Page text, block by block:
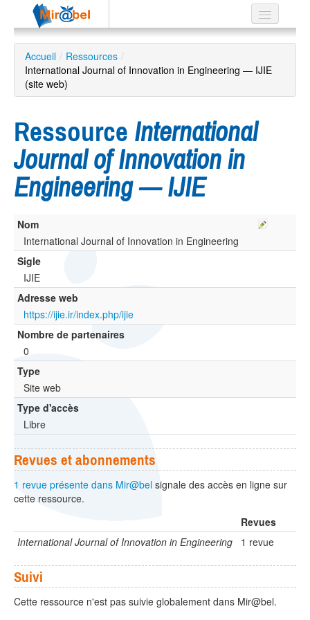
Le réseau
Soutien
Listes
Recherche
avancée
?
Accueil / Ressources /
International Journal of Innovation in Engineering — IJIE
(site web)
Ressource International
Journal of Innovation in
Engineering — IJIE
Nom
International Journal of Innovation in Engineering
Sigle
IJIE
Adresse web
https://ijie.ir/index.php/ijie
Nombre de partenaires
0
Type
Site web
Type d'accès
Libre
Revues et abonnements
1 revue présente dans Mir@bel signale des accès en ligne sur
cette ressource.
Revues
International Journal of Innovation in Engineering
1 revue
Suivi
Cette ressource n'est pas suivie globalement dans Mir@bel.